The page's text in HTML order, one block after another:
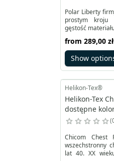
Polar Liberty
prostym kroju
gęstość
from 289,00 zł
Show
Helikon-Tex®
Helikon-Tex
dostępne
Chicom Chest
wszechstronny
lat 40. XX